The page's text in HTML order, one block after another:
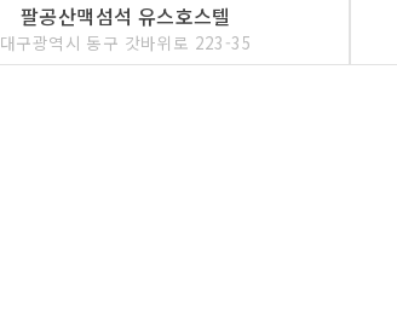
팔공산맥섬석 유스호스텔
대구광역시 동구 갓바위로 223-35